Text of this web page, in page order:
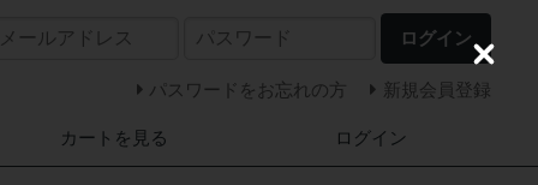
ログイン
パスワードをお忘れの方 新規会員登録
カートを見る ログイン
C
l
o